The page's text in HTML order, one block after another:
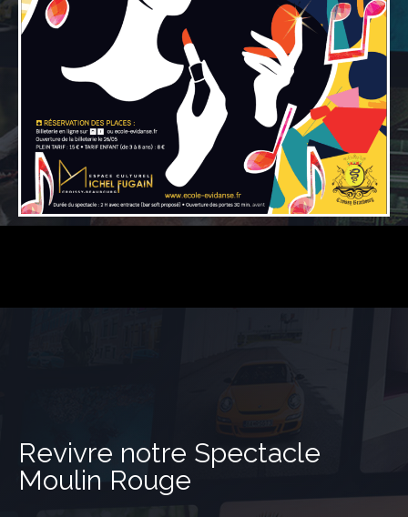
Revivre notre Spectacle
Moulin Rouge